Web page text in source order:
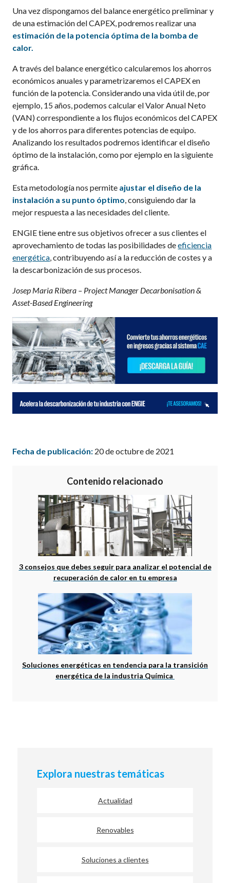
Una vez dispongamos del balance energético preliminar y
de una estimación del CAPEX, podremos realizar una
estimación de la potencia óptima de la bomba de
calor.
A través del balance energético calcularemos los ahorros
económicos anuales y parametrizaremos el CAPEX en
función de la potencia. Considerando una vida útil de, por
ejemplo, 15 años, podemos calcular el Valor Anual Neto
(VAN) correspondiente a los flujos económicos del CAPEX
y de los ahorros para diferentes potencias de equipo.
Analizando los resultados podremos identificar el diseño
óptimo de la instalación, como por ejemplo en la siguiente
gráfica.
Esta metodología nos permite ajustar el diseño de la
instalación a su punto óptimo, consiguiendo dar la
mejor respuesta a las necesidades del cliente.
ENGIE tiene entre sus objetivos ofrecer a sus clientes el
aprovechamiento de todas las posibilidades deeficiencia
energética, contribuyendo así a la reducción de costes y a
la descarbonización de sus procesos.
Josep Maria Ribera – Project Manager Decarbonisation &
Asset-Based Engineering
Fecha de publicación: 20 de octubre de 2021
Contenido relacionado
3 consejos que debes seguir para analizar el potencial de
recuperación de calor en tu empresa
Soluciones energéticas en tendencia para la transición
energética de la industria Química
Explora nuestras temáticas
Actualidad
Renovables
Soluciones a clientes